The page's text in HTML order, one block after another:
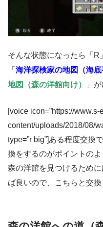
そんな状態になったら「R
「 海洋探検家の地図（海底
地図（森の洋館向け）
」
[voice icon=”https://
content/uploads/2018/08/
type=”r big”]ある程度交換
換をするのがポイントの
森の洋館を見つけるため
ば良いので、こちらと交換